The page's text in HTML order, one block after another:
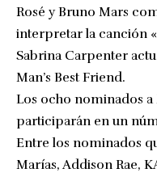
Rosé y Bruno Mars
interpretar la canción
Sabrina Carpenter
Man’s Best Friend.
Los ocho nominados
participarán en un
Entre los nominados
Marías, Addison Rae,